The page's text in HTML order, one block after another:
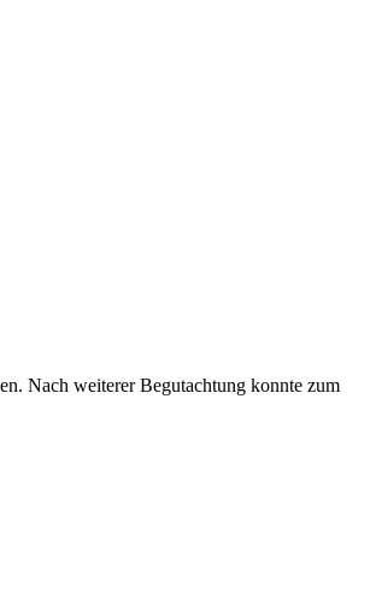
Nach weiterer Begutachtung konnte zum